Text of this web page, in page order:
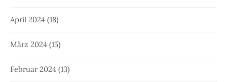
April 2024 (18)
März 2024 (15)
Februar 2024 (13)